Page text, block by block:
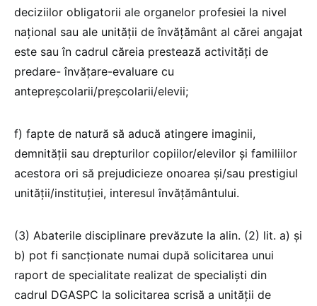
deciziilor obligatorii ale organelor profesiei la nivel
național sau ale unității de învățământ al cărei angajat
este sau în cadrul căreia prestează activități de
predare- învățare-evaluare cu
antepreșcolarii/preșcolarii/elevii;
f) fapte de natură să aducă atingere imaginii,
demnității sau drepturilor copiilor/elevilor și familiilor
acestora ori să prejudicieze onoarea și/sau prestigiul
unității/instituției, interesul învățământului.
(3) Abaterile disciplinare prevăzute la alin. (2) lit. a) și
b) pot fi sancționate numai după solicitarea unui
raport de specialitate realizat de specialiști din
cadrul DGASPC la solicitarea scrisă a unității de